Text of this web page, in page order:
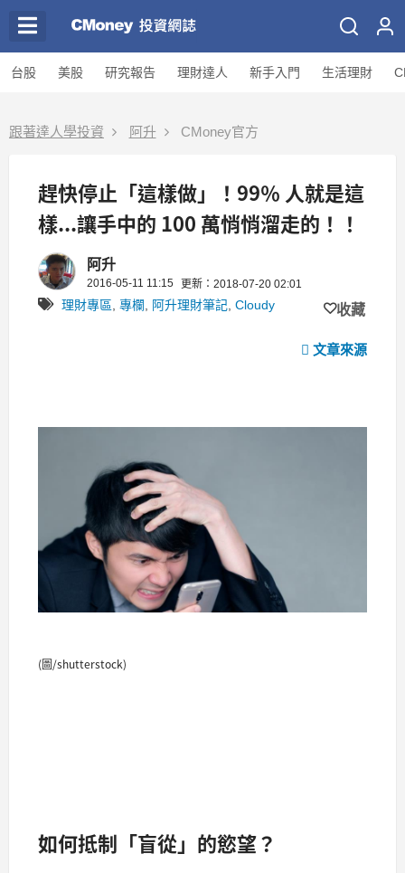
台股 美股 研究報告 理財達人 新手入門 生活理財
跟著達人學投資 阿升 CMoney官方
趕快停止「這樣做」！99％ 人就是這
樣...讓手中的 100 萬悄悄溜走的！！
阿升
2016-05-11 11:15 更新：2018-07-20 02:01
理財專區 專欄 阿升理財筆記 Cloudy 收藏
文章來源
(圖/shutterstock)
如何抵制「盲從」的慾望？